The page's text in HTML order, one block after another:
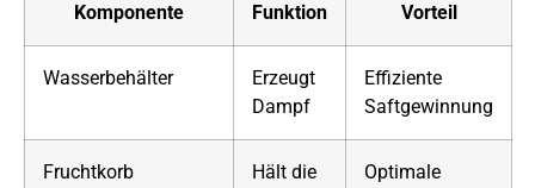
Komponente Funktion Vorteil
Wasserbehälter
Erzeugt
Dampf
Effiziente
Saftgewinnung
Fruchtkorb
Hält die
Optimale